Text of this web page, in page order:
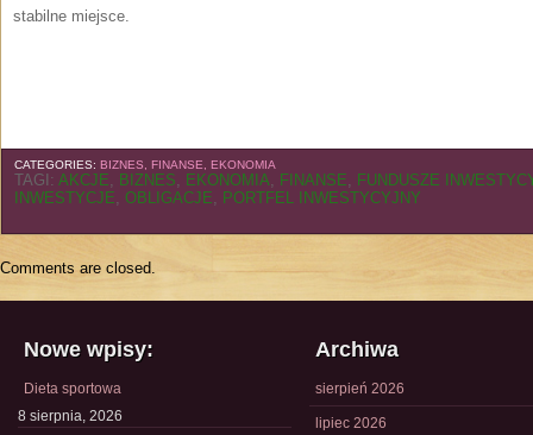
stabilne miejsce.
CATEGORIES: BIZNES, FINANSE, EKONOMIA
TAGI: AKCJE, BIZNES, EKONOMIA, FINANSE, FUNDUSZE
INWESTYCJE, OBLIGACJE, PORTFEL INWESTYCYJNY
Comments are closed.
Nowe wpisy:
Dieta sportowa
8 sierpnia, 2026
Archiwa
sierpień 2026
lipiec 2026